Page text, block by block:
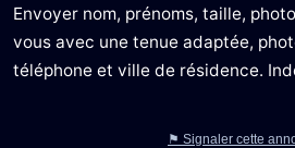
Envoyer nom, prénoms, taille,
vous avec une tenue adaptée,
téléphone et ville de résidence.
⚑ Signaler cette